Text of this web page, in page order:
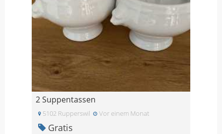
2 Suppentassen
5102 Rupperswil Vor einem Monat
Gratis